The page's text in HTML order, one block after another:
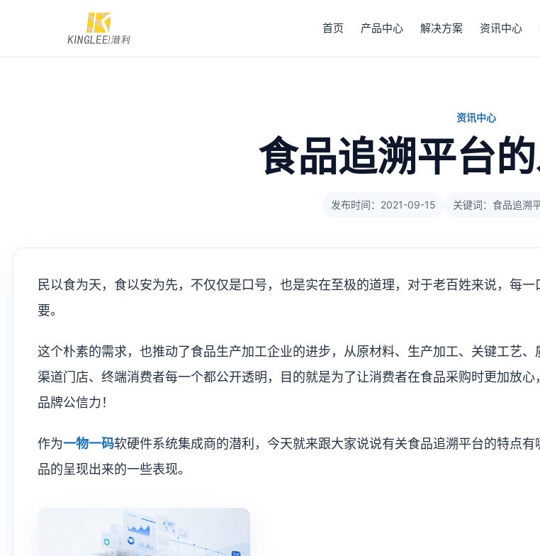
首页 产品中心 解决方案 资讯中心
资讯中心
食品追溯平台
发布时间：2021-09-15 关键词：食品追溯
民以食为天，食以安为先，不仅仅是口号，也是实在至极的道理，对于老百姓来说，每
要。
这个朴素的需求，也推动了食品生产加工企业的进步，从原材料、生产加工、关键工艺、
渠道门店、终端消费者每一个都公开透明，目的就是为了让消费者在食品采购时更加放
品牌公信力！
作为一物一码软硬件系统集成商的潜利，今天就来跟大家说说有关食品追溯平台的特点有
品的呈现出来的一些表现。